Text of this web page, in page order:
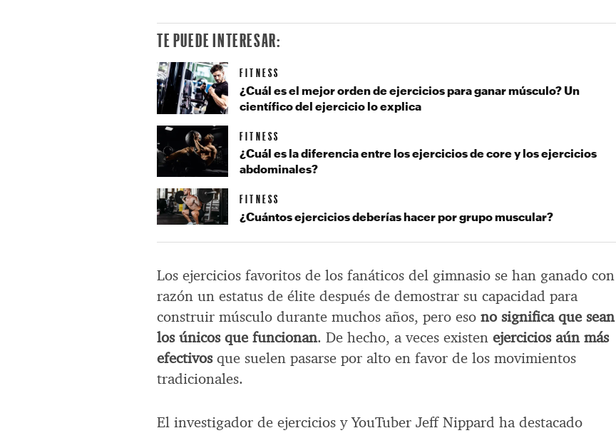
Los ejercicios favoritos de los fanáticos del gimnasio se han ganado con
razón un estatus de élite después de demostrar su capacidad para
construir músculo durante muchos años, pero esono significa que sean
los únicos que funcionan. De hecho, a veces existenejercicios aún más
efectivosque suelen pasarse por alto en favor de los movimientos
tradicionales.
El investigador de ejercicios y YouTuber Jeff Nippard ha destacado
TE PUEDE INTERESAR:
FITNESS
¿Cuál es el mejor orden de ejercicios para ganar músculo? Un
científico del ejercicio lo explica
FITNESS
¿Cuál es la diferencia entre los ejercicios de core y los ejercicios
abdominales?
FITNESS
¿Cuántos ejercicios deberías hacer por grupo muscular?